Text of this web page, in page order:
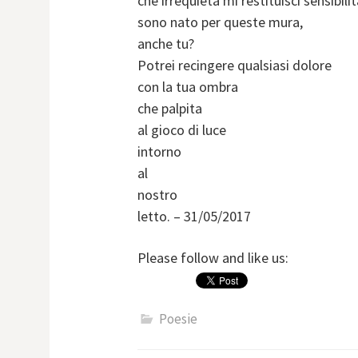
sono nato per queste mura,
anche tu?
Potrei recingere qualsiasi dolore
con la tua ombra
che palpita
al gioco di luce
intorno
al
nostro
letto. – 31/05/2017
Please follow and like us:
Poesie